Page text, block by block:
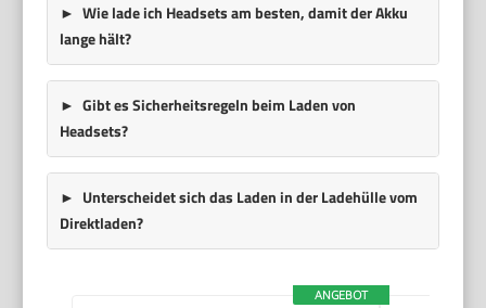
Wie lade ich Headsets am besten, damit der Akku
lange hält?
Gibt es Sicherheitsregeln beim Laden von
Headsets?
Unterscheidet sich das Laden in der Ladehülle vom
Direktladen?
ANGEBOT